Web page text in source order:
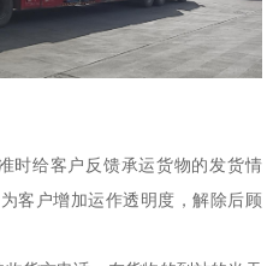
时给客户反馈承运货物的发货情
客户增加运作透明度，解除后顾